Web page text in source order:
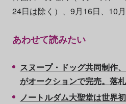
24日は除く）、9月16日、10
あわせて読みたい
スヌープ・ドッグ共同制作
がオークションで完売。落
ノートルダム大聖堂は世界